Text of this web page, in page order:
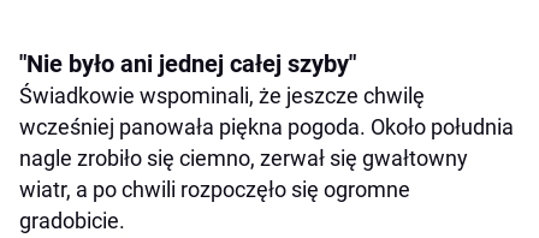
"Nie było ani jednej całej szyby"
Świadkowie wspominali, że jeszcze chwilę
wcześniej panowała piękna pogoda. Około południa
nagle zrobiło się ciemno, zerwał się gwałtowny
wiatr, a po chwili rozpoczęło się ogromne
gradobicie.